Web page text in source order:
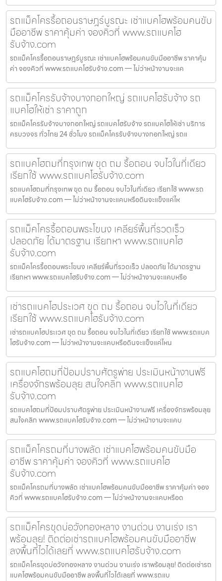
รถแม็คโครรื้อถอนราษฎร์บูรณะ เช่าแบคโฮพร้อมคนขับ
มืออาชีพ ราคาคุ้มค่า จองคิวที่ www.รถแบคโฮ
รับจ้าง.com
รถแม็คโครรื้อถอนราษฎร์บูรณะ เช่าแบคโฮพร้อมคนขับมืออาชีพ ราคาคุ้ม
ค่า จองคิวที่ www.รถแบคโฮรับจ้าง.com — ไม่ว่าหน้างานจะแค
รถแม็คโครรับจ้างบางกอกใหญ่ รถแบคโฮรับจ้าง รถ
แบคโฮให้เช่า ราคาถูก
รถแม็คโครรับจ้างบางกอกใหญ่ รถแบคโฮรับจ้าง รถแบคโฮให้เช่า บริการ
ครบวงจร ทั่วไทย 24 ชั่วโมง รถแม็คโครรับจ้างบางกอกใหญ่ รถแ
รถแบคโฮถมที่กรุงเทพ ขุด ถม รื้อถอน จบไวในที่เดียว
เรียกใช้ www.รถแบคโฮรับจ้าง.com
รถแบคโฮถมที่กรุงเทพ ขุด ถม รื้อถอน จบไวในที่เดียว เรียกใช้ www.รถ
แบคโฮรับจ้าง.com — ไม่ว่าหน้างานจะแคบหรือดินจะแข็งแค่ไห
รถแม็คโครรื้อถอนพระโขนง เคลียร์พื้นที่รวดเร็ว
ปลอดภัย ได้มาตรฐาน เรียกหา www.รถแบคโฮ
รับจ้าง.com
รถแม็คโครรื้อถอนพระโขนง เคลียร์พื้นที่รวดเร็ว ปลอดภัย ได้มาตรฐาน
เรียกหา www.รถแบคโฮรับจ้าง.com — ไม่ว่าหน้างานจะแคบหรือ
เช่ารถแบคโฮประเวศ ขุด ถม รื้อถอน จบไวในที่เดียว
เรียกใช้ www.รถแบคโฮรับจ้าง.com
เช่ารถแบคโฮประเวศ ขุด ถม รื้อถอน จบไวในที่เดียว เรียกใช้ www.รถแบค
โฮรับจ้าง.com — ไม่ว่าหน้างานจะแคบหรือดินจะแข็งแค่ไหน
รถแบคโฮถมที่ป้อมปราบศัตรูพ่าย ประเมินหน้างานฟรี
เครื่องจักรพร้อมลุย สนใจคลิก www.รถแบคโฮ
รับจ้าง.com
รถแบคโฮถมที่ป้อมปราบศัตรูพ่าย ประเมินหน้างานฟรี เครื่องจักรพร้อมลุย
สนใจคลิก www.รถแบคโฮรับจ้าง.com — ไม่ว่าหน้างานจะแคบ
รถแม็คโครถมที่บางพลัด เช่าแบคโฮพร้อมคนขับมือ
อาชีพ ราคาคุ้มค่า จองคิวที่ www.รถแบคโฮ
รับจ้าง.com
รถแม็คโครถมที่บางพลัด เช่าแบคโฮพร้อมคนขับมืออาชีพ ราคาคุ้มค่า จอง
คิวที่ www.รถแบคโฮรับจ้าง.com — ไม่ว่าหน้างานจะแคบหรือด
รถแม็คโครขุดบ่อวังทองหลาง งานด่วน งานเร่ง เรา
พร้อมลุย! ติดต่อเช่ารถแบคโฮพร้อมคนขับมืออาชีพ
ลงพื้นที่ไวได้เลยที่ www.รถแบคโฮรับจ้าง.com
รถแม็คโครขุดบ่อวังทองหลาง งานด่วน งานเร่ง เราพร้อมลุย! ติดต่อเช่ารถ
แบคโฮพร้อมคนขับมืออาชีพ ลงพื้นที่ไวได้เลยที่ www.รถแบ